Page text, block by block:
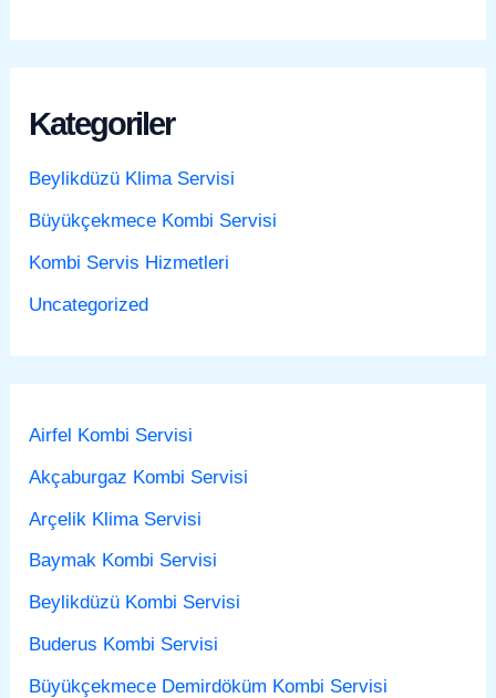
Kategoriler
Beylikdüzü Klima Servisi
Büyükçekmece Kombi Servisi
Kombi Servis Hizmetleri
Uncategorized
Airfel Kombi Servisi
Akçaburgaz Kombi Servisi
Arçelik Klima Servisi
Baymak Kombi Servisi
Beylikdüzü Kombi Servisi
Buderus Kombi Servisi
Büyükçekmece Demirdöküm Kombi Servisi